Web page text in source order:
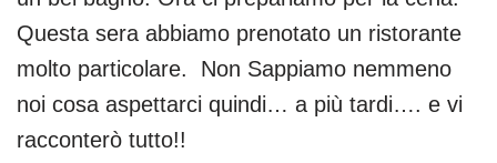
Questa sera abbiamo prenotato un ristorante
molto particolare. Non Sappiamo nemmeno
noi cosa aspettarci quindi… a più tardi…. e vi
racconterò tutto!!